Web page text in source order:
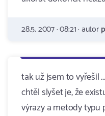
28.5. 2007 · 08:21 · autor
tak už jsem to vyřešil
chtěl slyšet je, že
výrazy a metody typu